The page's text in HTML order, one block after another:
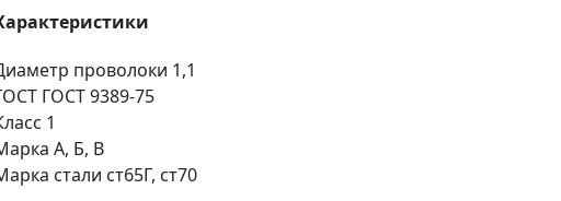
проволоки 1,1
ГОСТ 9389-75
1
А, Б, В
стали ст65Г, ст70